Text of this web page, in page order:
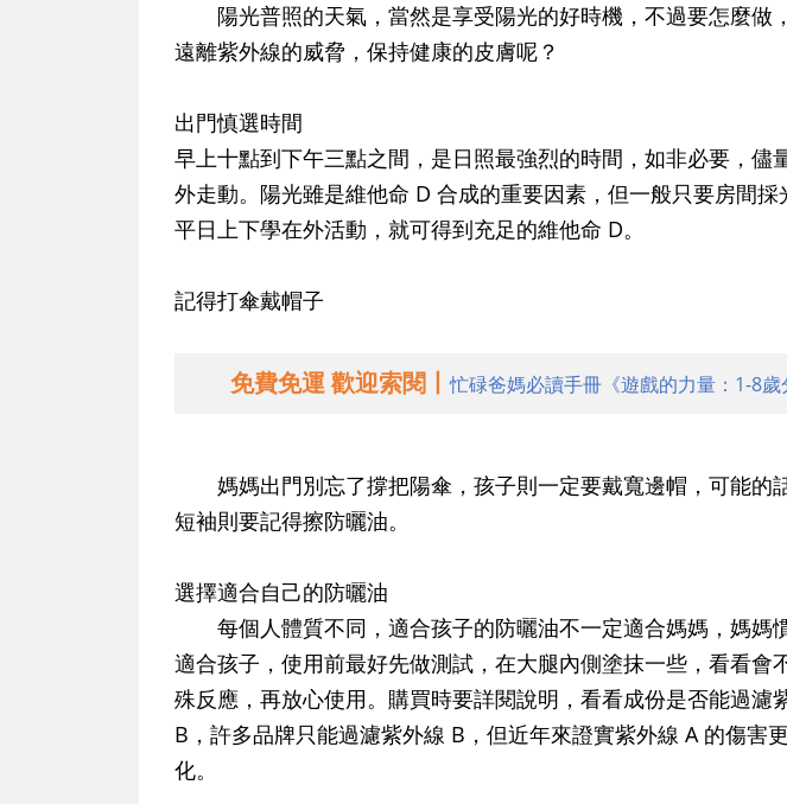
陽光普照的天氣，當然是享受陽光的好時機，不過要怎麼做
遠離紫外線的威脅，保持健康的皮膚呢？
出門慎選時間
早上十點到下午三點之間，是日照最強烈的時間 ，如非必要，儘
外走動。陽光雖是維他命 D 合成的重要因素，但一般只要房間採
平日上下學在外活動，就可得到充足的維他命 D。
記得打傘戴帽子
免費免運 歡迎索閱丨忙碌爸媽必讀手冊《遊戲的力量：1-8歲
媽媽出門別忘了撐把陽傘，孩子則一定要戴寬邊帽，可能的
短袖則要記得擦防曬油。
選擇適合自己的防曬油
每個人體質不同，適合孩子的防曬油不一定適合媽媽，媽媽
適合孩子，使用前最好先做測試，在大腿內側塗抹一些，看看會
殊反應，再放心使用。購買時要詳閱說明，看看成份是否能過濾
B，許多品牌只能過濾紫外線 B，但近年來證實紫外線 A 的傷害
化。